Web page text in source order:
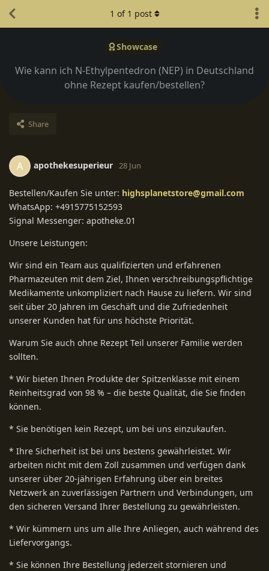
Showcase
Wie kann ich N-Ethylpentedron (NEP) in Deutschland
ohne Rezept kaufen/bestellen?
Share
1 of 1 post
A apothekesuperieur 28 Jun
Bestellen/Kaufen Sie unter: highsplanetstore@gmail.com
WhatsApp: +4915775152593
Signal Messenger: apotheke.01
Unsere Leistungen:
Wir sind ein Team aus qualifizierten und erfahrenen
Pharmazeuten mit dem Ziel, Ihnen verschreibungspflichtige
Medikamente unkompliziert nach Hause zu liefern. Wir sind
seit über 20 Jahren im Geschäft und die Zufriedenheit
unserer Kunden hat für uns höchste Priorität.
Warum Sie auch ohne Rezept Teil unserer Familie werden
sollten.
* Wir bieten Ihnen Produkte der Spitzenklasse mit einem
Reinheitsgrad von 98 % – die beste Qualität, die Sie finden
können.
* Sie benötigen kein Rezept, um bei uns einzukaufen.
* Ihre Sicherheit ist bei uns bestens gewährleistet. Wir
arbeiten nicht mit dem Zoll zusammen und verfügen dank
unserer über 20-jährigen Erfahrung über ein breites
Netzwerk an zuverlässigen Partnern und Verbindungen, um
den sicheren Versand Ihrer Bestellung zu gewährleisten.
* Wir kümmern uns um alle Ihre Anliegen, auch während des
Liefervorgangs.
* Sie können Ihre Bestellung jederzeit stornieren und